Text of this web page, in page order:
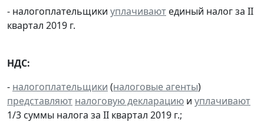
- налогоплательщики уплачивают единый налог за II
квартал 2019 г.
НДС:
- налогоплательщики (налоговые агенты)
представляют налоговую декларацию и уплачивают
1/3 суммы налога за II квартал 2019 г.;